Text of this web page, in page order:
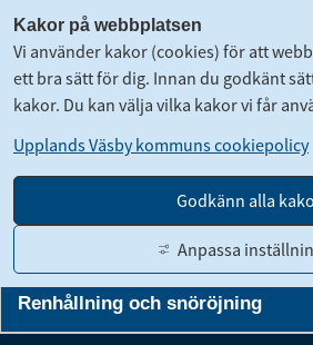
Kakor på webbplatsen
Vi använder kakor (cookies) för att
ett bra sätt för dig. Innan du godkänt
kakor. Du kan välja vilka kakor vi får
Upplands Väsby kommuns cookiepolicy
Godkänn alla
Anpassa
Gå till innehåll Suomeksi
Torg och allmänna platser
Renhållning och snöröjning